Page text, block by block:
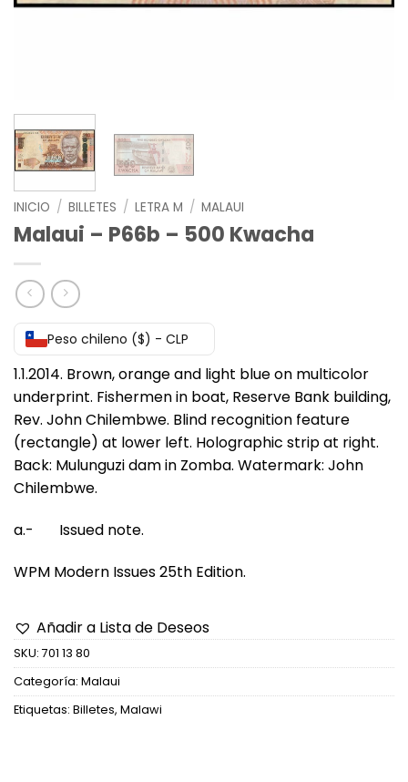
INICIO / BILLETES / LETRA M / MALAUI
Malaui – P66b – 500 Kwacha
Peso chileno ($) - CLP
1.1.2014. Brown, orange and light blue on multicolor
underprint. Fishermen in boat, Reserve Bank building,
Rev. John Chilembwe. Blind recognition feature
(rectangle) at lower left. Holographic strip at right.
Back: Mulunguzi dam in Zomba. Watermark: John
Chilembwe.
a.- Issued note.
WPM Modern Issues 25th Edition.
Añadir a Lista de Deseos
SKU: 701 13 80
Categoría: Malaui
Etiquetas: Billetes, Malawi